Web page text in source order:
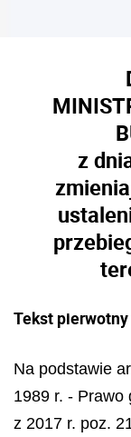
z
Tekst pierwotny
Na podstawie
1989 r. - Prawo
z 2017 r. poz.